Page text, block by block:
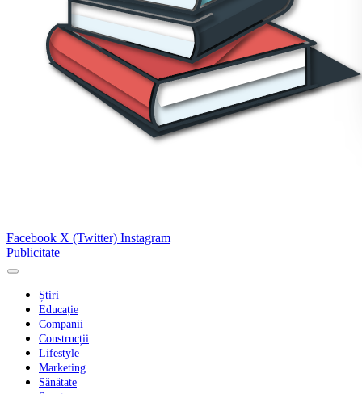
Facebook X (Twitter) Instagram
Publicitate
Știri
Educație
Companii
Construcții
Lifestyle
Marketing
Sănătate